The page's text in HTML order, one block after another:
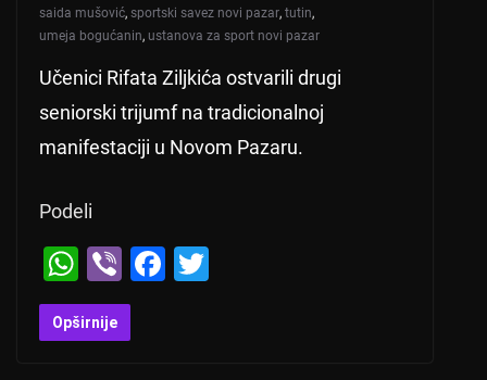
saida mušović, sportski savez novi pazar, tutin,
umeja bogućanin, ustanova za sport novi pazar
Učenici Rifata Ziljkića ostvarili drugi
seniorski trijumf na tradicionalnoj
manifestaciji u Novom Pazaru.
Podeli
W
h
at
Vi
b
er
F
Opširnije